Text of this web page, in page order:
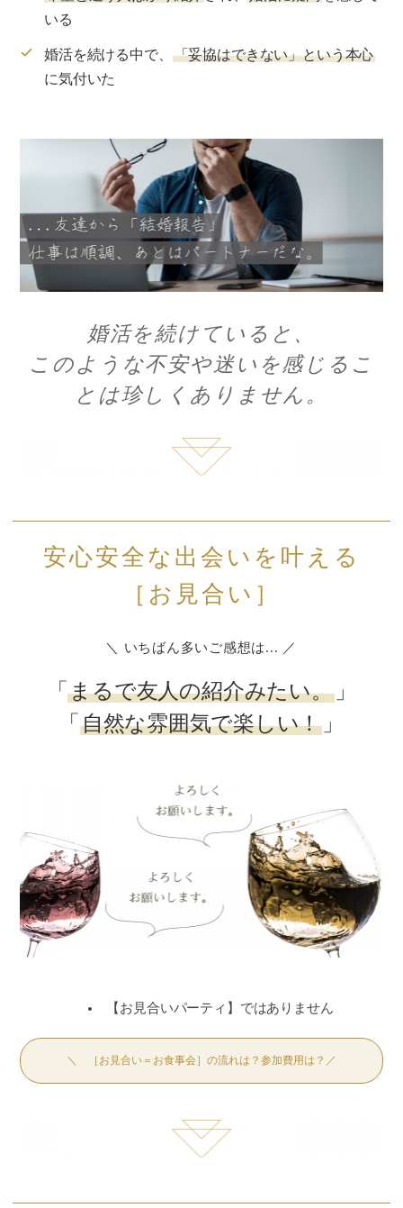
婚活を続けていると、
このような不安や迷いを感じるこ
とは珍しくありません。
安心安全な出会いを叶える
［お見合い］
【お見合いパーティ】ではありません
＼ ［お見合い＝お食事会］の流れは？参加費用は？／